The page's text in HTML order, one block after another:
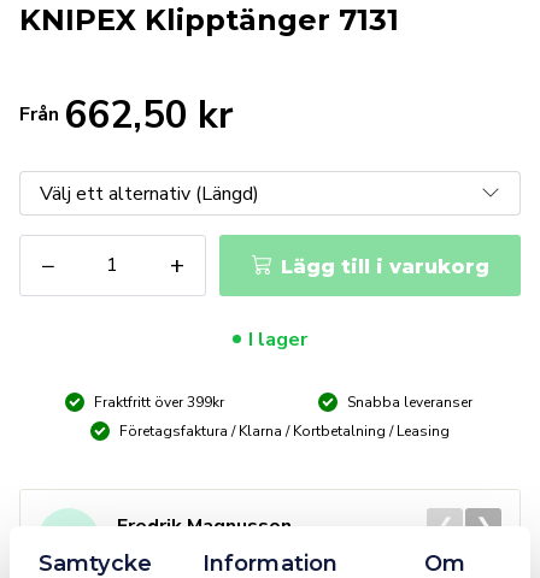
Samtycke Information Om
KNIPEX Klipptänger 7131
Från 662,50 kr
−
Klipptänger
7131
+ Lägg till i varukorg
I lager
Fraktfritt över 399kr
Snabba leveranser
Företagsfaktura / Klarna / Kortbetalning / Leasing
Fredrik Magnusson
2025-10-02
❮ ❯